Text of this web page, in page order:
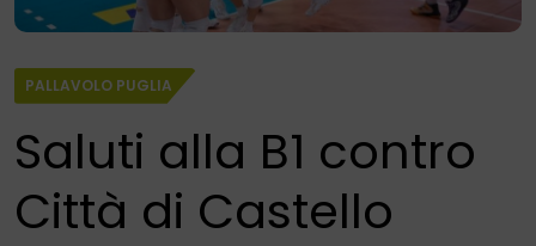
PALLAVOLO PUGLIA
Saluti alla B1 contro
Città di Castello